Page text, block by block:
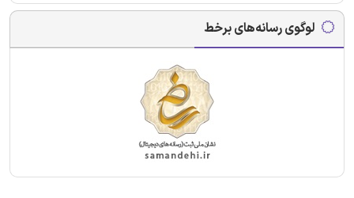
لوگوی رسانه‌های برخط